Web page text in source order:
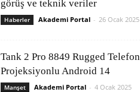
görüş ve teknik veriler
Haberler Akademi Portal - 26 Ocak 2025
Tank 2 Pro 8849 Rugged Telefon
Projeksiyonlu Android 14
Manşet Akademi Portal - 4 Ocak 2025